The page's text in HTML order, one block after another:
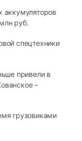
аккумуляторов
руб.
спецтехники
привели в
–
грузовиками